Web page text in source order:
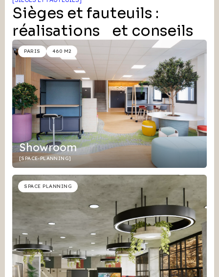
Sièges et fauteuils :
réalisations et conseils
PARIS 460 M2
Showroom
[SPACE-PLANNING]
SPACE PLANNING